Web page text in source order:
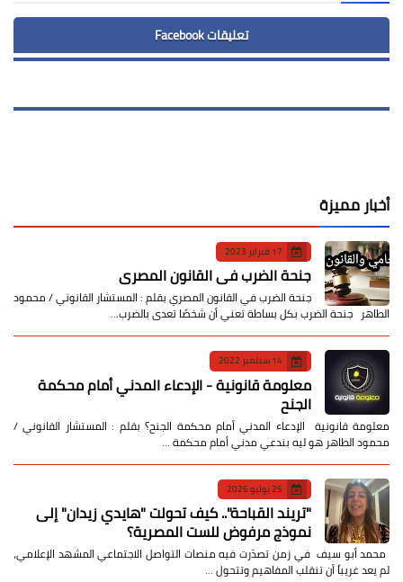
تعليقات Facebook
أخبار مميزة
17 فبراير 2023
جنحة الضرب في القانون المصري
جنحة الضرب في القانون المصري بقلم : المستشار القانوني / محمود
الطاهر جنحة الضرب بكل بساطة تعني أن شخصًا تعدى بالضرب…
14 سبتمبر 2022
معلومة قانونية - الإدعاء المدني أمام محكمة
الجنح
معلومة قانونية الإدعاء المدني أمام محكمة الجنح؟ بقلم : المستشار القانوني /
محمود الطاهر هو ليه بندعي مدني أمام محكمة …
25 يوليو 2026
​"تريند القباحة".. كيف تحولت "هايدي زيدان" إلى
نموذج مرفوض للست المصرية؟
​ محمد أبو سيف ​في زمن تصدّرت فيه منصات التواصل الاجتماعي المشهد الإعلامي،
لم يعد غريباً أن تنقلب المفاهيم وتتحول …